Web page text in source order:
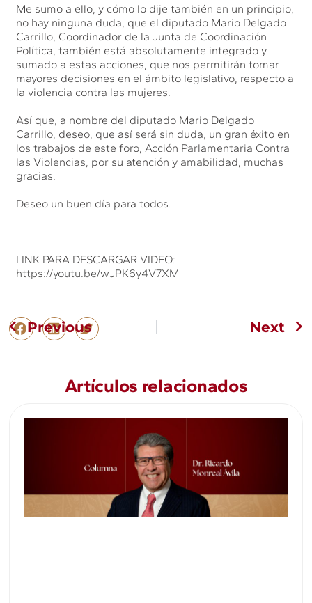
Me sumo a ello, y cómo lo dije también en un principio,
no hay ninguna duda, que el diputado Mario Delgado
Carrillo, Coordinador de la Junta de Coordinación
Política, también está absolutamente integrado y
sumado a estas acciones, que nos permitirán tomar
mayores decisiones en el ámbito legislativo, respecto a
la violencia contra las mujeres.
Así que, a nombre del diputado Mario Delgado
Carrillo, deseo, que así será sin duda, un gran éxito en
los trabajos de este foro, Acción Parlamentaria Contra
las Violencias, por su atención y amabilidad, muchas
gracias.
Deseo un buen día para todos.
LINK PARA DESCARGAR VIDEO:
https://youtu.be/wJPK6y4V7XM
Previous Next
Artículos relacionados